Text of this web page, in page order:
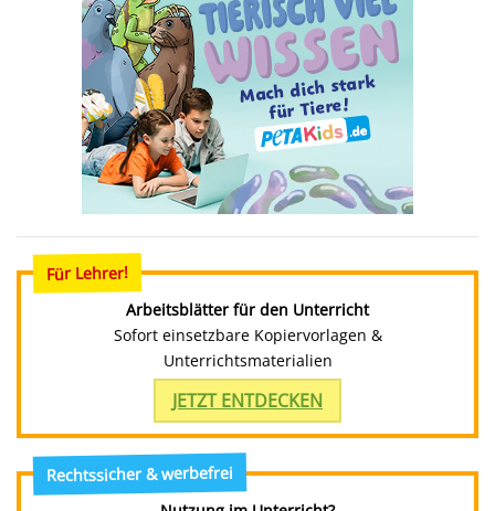
Für Lehrer!
Arbeitsblätter für den Unterricht
Sofort einsetzbare Kopiervorlagen &
Unterrichtsmaterialien
JETZT ENTDECKEN
Rechtssicher & werbefrei